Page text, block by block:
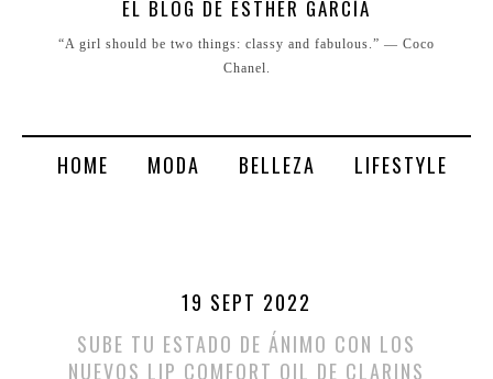
EL BLOG DE ESTHER GARCÍA
“A girl should be two things: classy and fabulous.” ― Coco
Chanel.
HOME MODA BELLEZA LIFESTYLE
19 SEPT 2022
SUBE TU ESTADO DE ÁNIMO CON LOS
NUEVOS LIP COMFORT OIL DE CLARINS